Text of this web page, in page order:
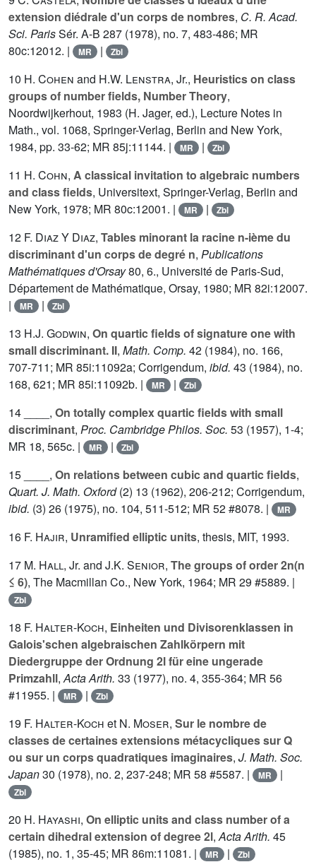
extension diédrale d'un corps de nombres, C. R. Acad.
Sci. ParisSér. A-B 287 (1978), no. 7, 483-486; MR
80c:12012. |
MR | Zbl
10 H. Cohen and H.W. Lenstra, Jr., Heuristics on class
groups of number fields, Number Theory,
Noordwijkerhout, 1983 (H. Jager, ed.), Lecture Notes in
Math., vol. 1068, Springer-Verlag, Berlin and New York,
1984, pp. 33-62; MR 85j:11144. |
MR | Zbl
11 H. Cohn, A classical invitation to algebraic numbers
and class fields, Universitext, Springer-Verlag, Berlin and
New York, 1978; MR 80c:12001. |
MR | Zbl
12 F. Diaz Y Diaz, Tables minorant la racine n-ième du
discriminant d'un corps de degré n, Publications
Mathématiques d'Orsay80, 6., Université de Paris-Sud,
Département de Mathématique, Orsay, 1980; MR 82i:12007.
|
MR | Zbl
13 H.J. Godwin, On quartic fields of signature one with
small discriminant. II, Math. Comp. 42 (1984), no. 166,
707-711; MR 85i:11092a; Corrigendum, ibid. 43 (1984), no.
168, 621; MR 85i:11092b. |
MR | Zbl
14 ____, On totally complex quartic fields with small
discriminant, Proc. Cambridge Philos. Soc. 53 (1957), 1-4;
MR 18, 565c. |
MR | Zbl
15 ____, On relations between cubic and quartic fields,
Quart. J. Math. Oxford(2) 13 (1962), 206-212; Corrigendum,
ibid. (3) 26 (1975), no. 104, 511-512; MR 52 #8078. | MR
16 F. Hajir, Unramified elliptic units, thesis, MIT, 1993.
17 M. Hall, Jr. and J.K. Senior, The groups of order 2n(n
≤ 6), The Macmillan Co., New York, 1964; MR 29 #5889. |
Zbl
18 F. Halter-Koch, Einheiten und Divisorenklassen in
Galois'schen algebraischen Zahlkörpern mit
Diedergruppe der Ordnung 2l für eine ungerade
Primzahll,Acta Arith. 33 (1977), no. 4, 355-364; MR 56
#11955. |
MR | Zbl
19 F. Halter-Koch et N. Moser, Sur le nombre de
classes de certaines extensions métacycliques sur Q
ou sur un corps quadratiques imaginaires, J. Math. Soc.
Japan30 (1978), no. 2, 237-248; MR 58 #5587. | MR |
Zbl
20 H. Hayashi, On elliptic units and class number of a
certain dihedral extension of degree 2l,Acta Arith. 45
(1985), no. 1, 35-45; MR 86m:11081. |
MR | Zbl